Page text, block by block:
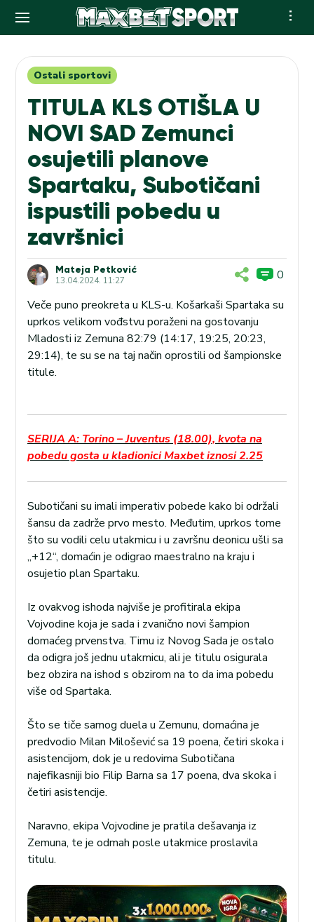
contentOstali sportovi
TITULA KLS OTIŠLA U
NOVI SAD Zemunci
osujetili planove
Spartaku, Subotičani
ispustili pobedu u
završnici
Mateja Petković
13.04.2024. 11:27
0
Veče puno preokreta u KLS-u. Košarkaši Spartaka su
uprkos velikom vođstvu poraženi na gostovanju
Mladosti iz Zemuna 82:79 (14:17, 19:25, 20:23,
29:14), te su se na taj način oprostili od šampionske
titule.
SERIJA A: Torino – Juventus (18.00), kvota na
pobedu gosta u kladionici Maxbet iznosi 2.25
Subotičani su imali imperativ pobede kako bi održali
šansu da zadrže prvo mesto. Međutim, uprkos tome
što su vodili celu utakmicu i u završnu deonicu ušli sa
„+12“, domaćin je odigrao maestralno na kraju i
osujetio plan Spartaku.
Iz ovakvog ishoda najviše je profitirala ekipa
Vojvodine koja je sada i zvanično novi šampion
domaćeg prvenstva. Timu iz Novog Sada je ostalo
da odigra još jednu utakmicu, ali je titulu osigurala
bez obzira na ishod s obzirom na to da ima pobedu
više od Spartaka.
Što se tiče samog duela u Zemunu, domaćina je
predvodio Milan Milošević sa 19 poena, četiri skoka i
asistencijom, dok je u redovima Subotičana
najefikasniji bio Filip Barna sa 17 poena, dva skoka i
četiri asistencije.
Naravno, ekipa Vojvodine je pratila dešavanja iz
Zemuna, te je odmah posle utakmice proslavila
titulu.